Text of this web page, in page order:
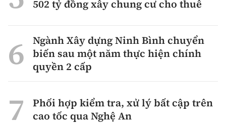
502 tỷ đồng xây chung cư cho thuê
Ngành Xây dựng Ninh Bình chuyển
biến sau một năm thực hiện chính
quyền 2 cấp
Phối hợp kiểm tra, xử lý bất cập trên
cao tốc qua Nghệ An